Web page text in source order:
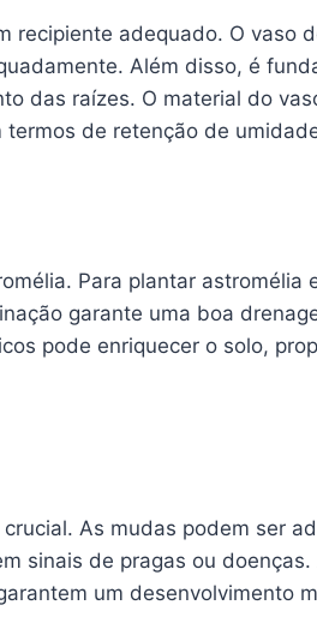
recipiente adequado. O
Além disso, é
das raízes. O material do
de retenção de
Para plantar
garante uma boa
pode enriquecer o solo,
As mudas podem ser
sinais de pragas ou
um desenvolvimento